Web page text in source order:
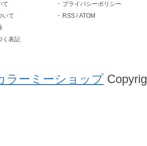
て
いて
く表記
プライバシーポリシー
RSS /ATOM
ラーミーショップ